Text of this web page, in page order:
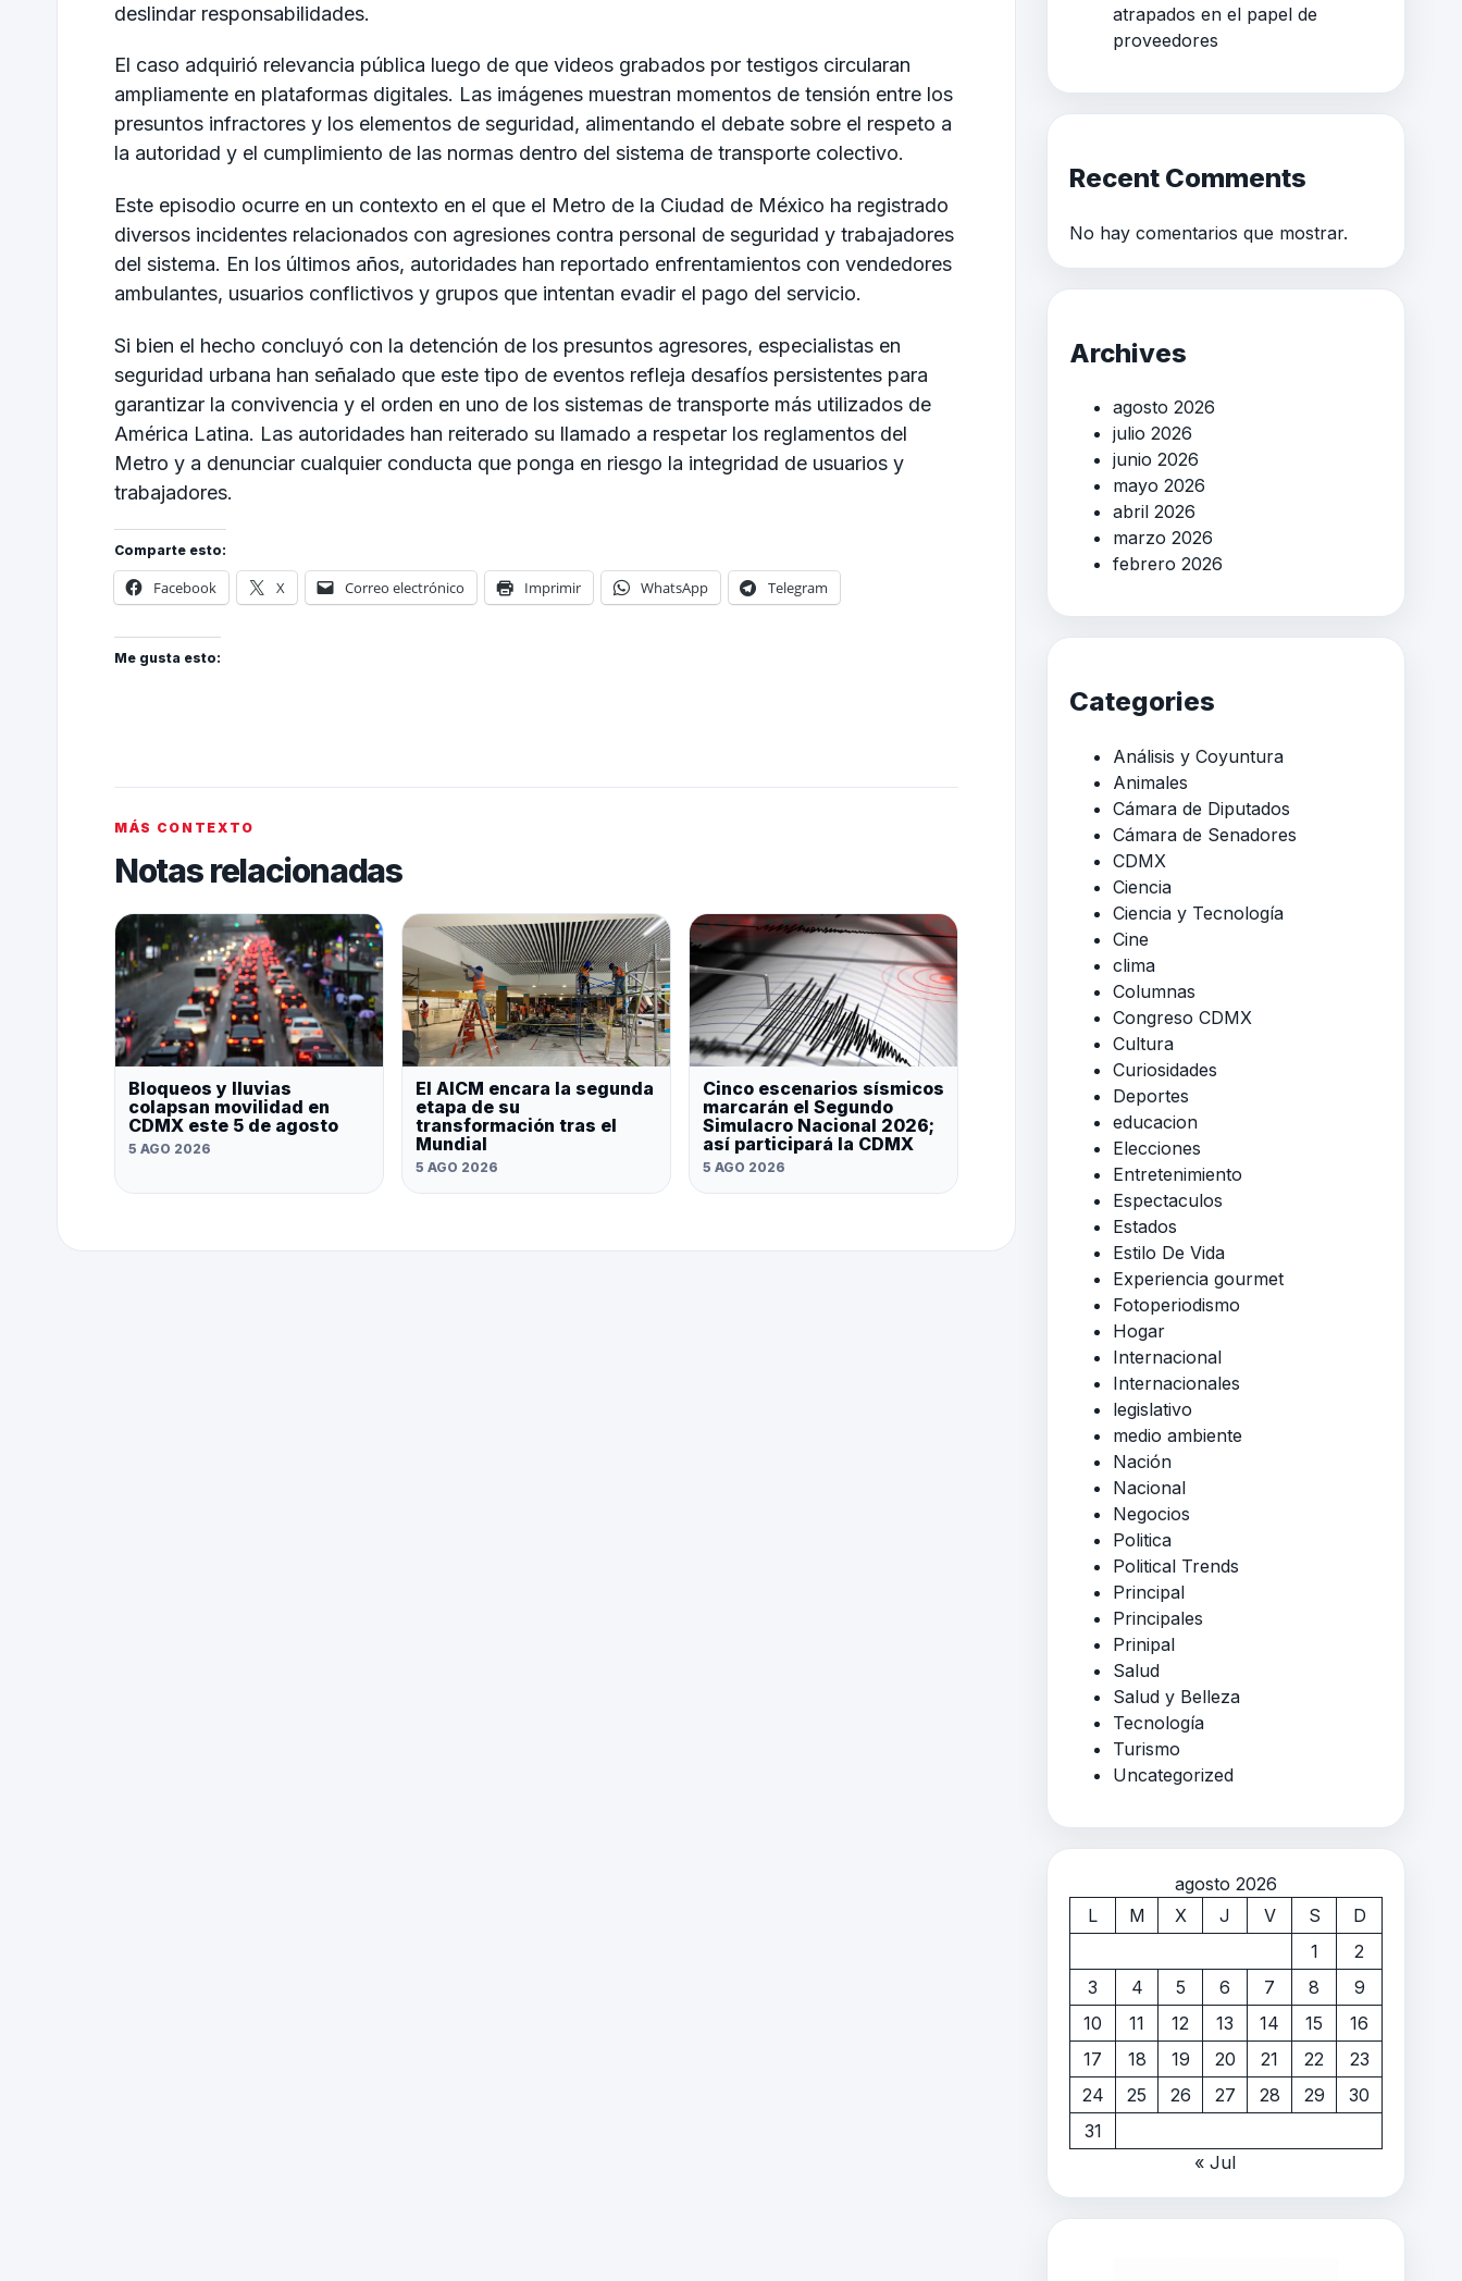
deslindar responsabilidades.
El caso adquirió relevancia pública luego de que videos grabados por testigos circularan
ampliamente en plataformas digitales. Las imágenes muestran momentos de tensión entre los
presuntos infractores y los elementos de seguridad, alimentando el debate sobre el respeto a
la autoridad y el cumplimiento de las normas dentro del sistema de transporte colectivo.
Este episodio ocurre en un contexto en el que el Metro de la Ciudad de México ha registrado
diversos incidentes relacionados con agresiones contra personal de seguridad y trabajadores
del sistema. En los últimos años, autoridades han reportado enfrentamientos con vendedores
ambulantes, usuarios conflictivos y grupos que intentan evadir el pago del servicio.
Si bien el hecho concluyó con la detención de los presuntos agresores, especialistas en
seguridad urbana han señalado que este tipo de eventos refleja desafíos persistentes para
garantizar la convivencia y el orden en uno de los sistemas de transporte más utilizados de
América Latina. Las autoridades han reiterado su llamado a respetar los reglamentos del
Metro y a denunciar cualquier conducta que ponga en riesgo la integridad de usuarios y
trabajadores.
Comparte esto:
Facebook X Correo electrónico Imprimir WhatsApp Telegram
Me gusta esto:
MÁS CONTEXTO
Notas relacionadas
Bloqueos y lluvias
colapsan movilidad en
CDMX este 5 de agosto
5 AGO 2026
El AICM encara la segunda
etapa de su
transformación tras el
Mundial
5 AGO 2026
Cinco escenarios sísmicos
marcarán el Segundo
Simulacro Nacional 2026;
así participará la CDMX
5 AGO 2026
atrapados en el papel de
proveedores
Recent Comments
No hay comentarios que mostrar.
Archives
agosto 2026
julio 2026
junio 2026
mayo 2026
abril 2026
marzo 2026
febrero 2026
Categories
Análisis y Coyuntura
Animales
Cámara de Diputados
Cámara de Senadores
CDMX
Ciencia
Ciencia y Tecnología
Cine
clima
Columnas
Congreso CDMX
Cultura
Curiosidades
Deportes
educacion
Elecciones
Entretenimiento
Espectaculos
Estados
Estilo De Vida
Experiencia gourmet
Fotoperiodismo
Hogar
Internacional
Internacionales
legislativo
medio ambiente
Nación
Nacional
Negocios
Politica
Political Trends
Principal
Principales
Prinipal
Salud
Salud y Belleza
Tecnología
Turismo
Uncategorized
agosto 2026
L
M X J V S
D
1
2
3
4 5 6 7 8
9
10
11 12 13 14 15
16
17
18 19 20 21 22
23
24
25 26 27 28 29
30
31
« Jul